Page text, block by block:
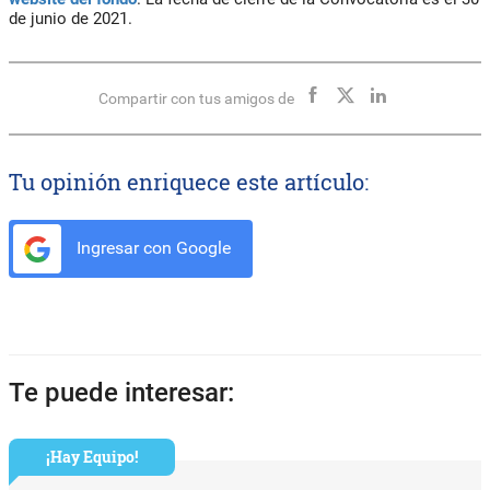
de junio de 2021.
Compartir con tus amigos de
Tu opinión enriquece este artículo:
Ingresar con Google
Te puede interesar:
¡Hay Equipo!